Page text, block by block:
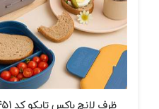
ظرف لانچ باکس تاپکو کد 451